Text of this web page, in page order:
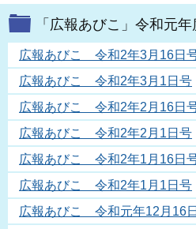
「広報あびこ」令和元
広報あびこ 令和2年3月16日
広報あびこ 令和2年3月1日号
広報あびこ 令和2年2月16日
広報あびこ 令和2年2月1日号
広報あびこ 令和2年1月16日
広報あびこ 令和2年1月1日号
広報あびこ 令和元年12月16